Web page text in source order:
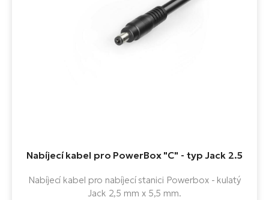
Nabíjecí kabel pro PowerBox "C" - typ Jack 2.5
Nabíjecí kabel pro nabíjecí stanici Powerbox - kulatý
Jack 2,5 mm x 5,5 mm.